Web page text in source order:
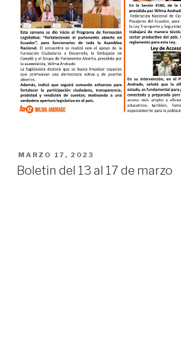
MARZO 17, 2023
Boletin del 13 al 17 de marzo